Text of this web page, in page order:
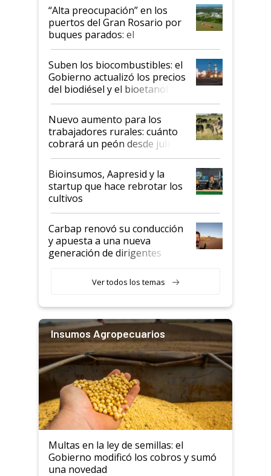
“Alta preocupación” en los
puertos del Gran Rosario por
buques parados: el
funcionamiento de las
exportadoras en tensión tras
la medida de fuerza de los
prácticos
Suben los biocombustibles: el
Gobierno actualizó los precios
del biodiésel y el bioetanol
Nuevo aumento para los
trabajadores rurales: cuánto
cobrará un peón desde julio
Bioinsumos, Aapresid y la
startup que hace rebrotar los
cultivos
Carbap renovó su conducción
y apuesta a una nueva
generación de dirigentes
Ver todos los temas
Insumos Agropecuarios
Multas en la ley de semillas: el
Gobierno modificó los cobros y sumó
una novedad